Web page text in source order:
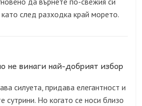
след разходка край морето.
не винаги най-добрият избор
силуета, придава елегантност и
сутрини. Но когато се носи близо